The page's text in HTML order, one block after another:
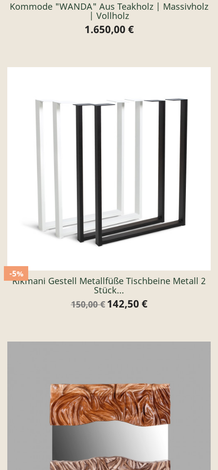
Kommode "WANDA" Aus Teakholz | Massivholz
| Vollholz
Preis
1.650,00 €
Rikmani Gestell Metallfüße Tischbeine Metall 2
Stück...
Verkaufspreis
150,00 €
-5%
Preis
142,50 €